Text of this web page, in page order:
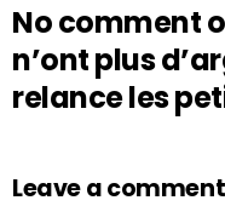
No comment
n’ont plus
relance les
Leave a comment